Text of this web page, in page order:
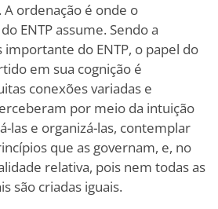
ordenação é onde o
ENTP assume. Sendo a
importante do ENTP, o papel do
em sua cognição é
conexões variadas e
por meio da intuição
las e organizá-las, contemplar
que as governam, e, no
relativa, pois nem todas as
são criadas iguais.